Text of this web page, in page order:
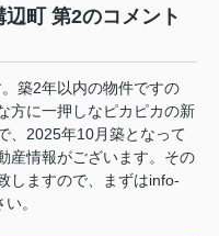
町 第2のコメント
築2年以内の物件ですの
方に一押しなピカピカの新
、2025年10月築となって
産情報がございます。その
しますので、まずはinfo-
。